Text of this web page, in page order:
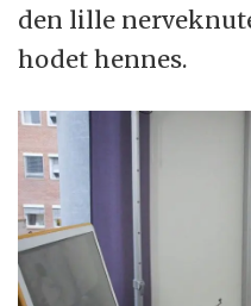
den lille
hodet hennes.